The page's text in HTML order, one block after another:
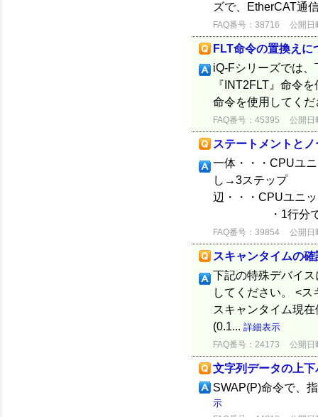
ズで、EtherCAT通
FAQ番号：38716 公開日
FLT命令の置換えに
iQ-Fシリーズでは
『INT2FLT』命令
命令を使用してく
FAQ番号：45395 公開日
ステートメントと
一体・・・CPU
し→3ステップ
辺・・・CPUユニ
・1行分で1ス
FAQ番号：39854 公開日
スキャンタイムの
下記の特殊デバイ
してください。 <
スキャンタイム現
(0.1... 詳細表示
FAQ番号：24173 公開日
文字列データの上
SWAP(P)命令で、
示